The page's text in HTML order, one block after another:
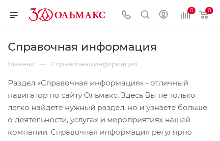
0 0
Справочная информация
Главная — Справочная информация
Раздел «Справочная информация» - отличный
навигатор по сайту Ольмакс. Здесь Вы не только
легко найдете нужный раздел, но и узнаете больше
о деятельности, услугах и мероприятиях нашей
компании. Справочная информация регулярно